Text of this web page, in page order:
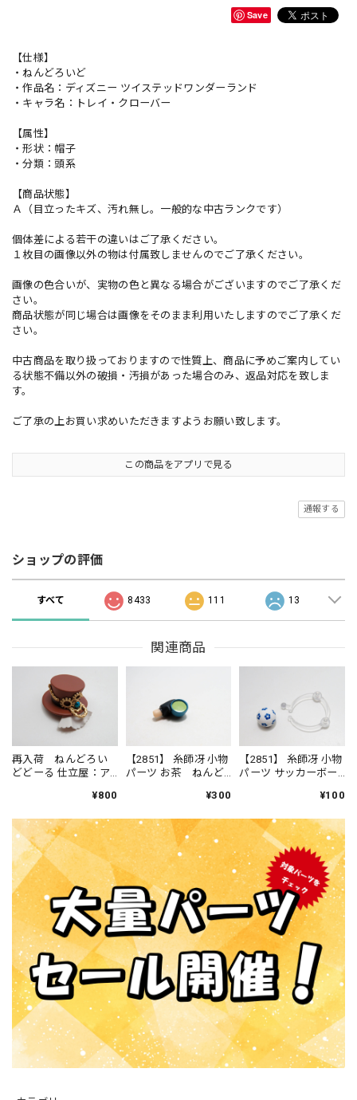
Save
【仕様】
・ねんどろいど
・作品名：ディズニー ツイステッドワンダーランド
・キャラ名：トレイ・クローバー
【属性】
・形状：帽子
・分類：頭系
【商品状態】
Ａ（目立ったキズ、汚れ無し。一般的な中古ランクです）
個体差による若干の違いはご了承ください。
１枚目の画像以外の物は付属致しませんのでご了承ください。
画像の色合いが、実物の色と異なる場合がございますのでご了承くだ
さい。
商品状態が同じ場合は画像をそのまま利用いたしますのでご了承くだ
さい。
中古商品を取り扱っておりますので性質上、商品に予めご案内してい
る状態不備以外の破損・汚損があった場合のみ、返品対応を致しま
す。
ご了承の上お買い求めいただきますようお願い致します。
この商品をアプリで見る
通報する
ショップの評価
すべて 8433 111 13
関連商品
再入荷 ねんどろい
どどーる 仕立屋：ア
¥800
【2851】 糸師冴 小物
パーツ お茶 ねんど
¥300
【2851】 糸師冴 小物
パーツ サッカーボー
¥100